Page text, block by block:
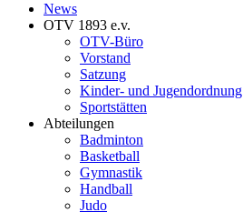
News
OTV 1893 e.v.
OTV-Büro
Vorstand
Satzung
Kinder- und Jugendordnung
Sportstätten
Abteilungen
Badminton
Basketball
Gymnastik
Handball
Judo